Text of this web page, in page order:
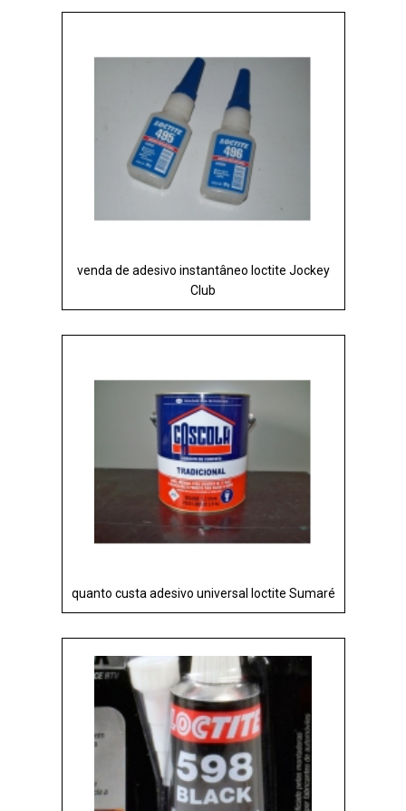
venda de adesivo instantâneo loctite Jockey
Club
quanto custa adesivo universal loctite Sumaré